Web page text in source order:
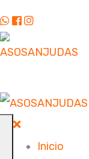
Inicio